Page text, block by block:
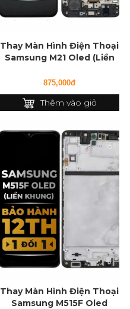
Thay Màn Hình Điện Thoại
Samsung M21 Oled (Liền
875,000đ
Thêm vào giỏ
Thay Màn Hình Điện Thoại
Samsung M515F Oled